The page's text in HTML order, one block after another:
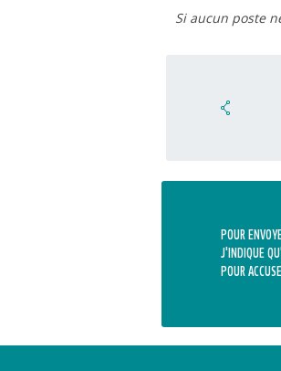
Si aucun poste
POUR
J'INDIQUE
POUR